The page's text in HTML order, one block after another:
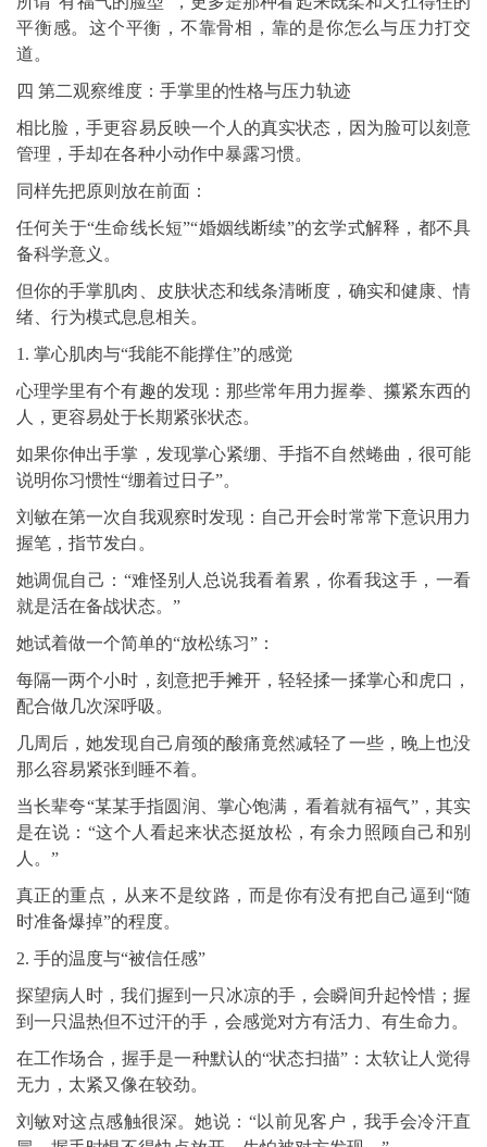
平衡感。这个平衡，不靠骨相，靠的是你怎么与压力打交
道。
四 第二观察维度：手掌里的性格与压力轨迹
相比脸，手更容易反映一个人的真实状态，因为脸可以刻意
管理，手却在各种小动作中暴露习惯。
同样先把原则放在前面：
任何关于“生命线长短”“婚姻线断续”的玄学式解释，都不具
备科学意义。
但你的手掌肌肉、皮肤状态和线条清晰度，确实和健康、情
绪、行为模式息息相关。
1. 掌心肌肉与“我能不能撑住”的感觉
心理学里有个有趣的发现：那些常年用力握拳、攥紧东西的
人，更容易处于长期紧张状态。
如果你伸出手掌，发现掌心紧绷、手指不自然蜷曲，很可能
说明你习惯性“绷着过日子”。
刘敏在第一次自我观察时发现：自己开会时常常下意识用力
握笔，指节发白。
她调侃自己：“难怪别人总说我看着累，你看我这手，一看
就是活在备战状态。”
她试着做一个简单的“放松练习”：
每隔一两个小时，刻意把手摊开，轻轻揉一揉掌心和虎口，
配合做几次深呼吸。
几周后，她发现自己肩颈的酸痛竟然减轻了一些，晚上也没
那么容易紧张到睡不着。
当长辈夸“某某手指圆润、掌心饱满，看着就有福气”，其实
是在说：“这个人看起来状态挺放松，有余力照顾自己和别
人。”
真正的重点，从来不是纹路，而是你有没有把自己逼到“随
时准备爆掉”的程度。
2. 手的温度与“被信任感”
探望病人时，我们握到一只冰凉的手，会瞬间升起怜惜；握
到一只温热但不过汗的手，会感觉对方有活力、有生命力。
在工作场合，握手是一种默认的“状态扫描”：太软让人觉得
无力，太紧又像在较劲。
刘敏对这点感触很深。她说：“以前见客户，我手会冷汗直